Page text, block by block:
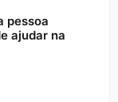
pessoa
ajudar na